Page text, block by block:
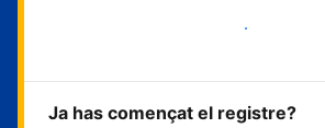
Comença ara
Ja has començat el registre?